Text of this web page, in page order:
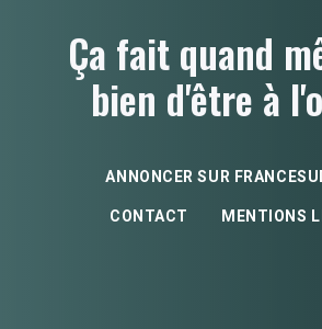
Ça fait quand
bien d'être à
ANNONCER SUR
CONTACT MENTIONS